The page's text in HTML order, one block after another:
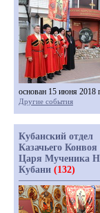
основан 15 июня 2018
Другие события
Кубанский отдел
Казачьего
Царя Мученика
Кубани (132)